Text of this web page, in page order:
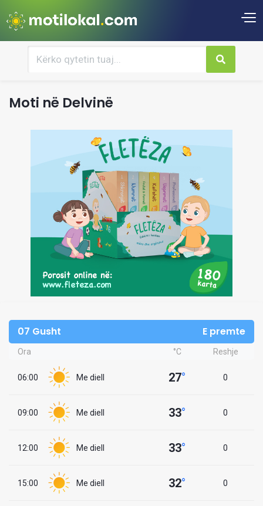
Moti në Delvinë
07 Gusht E premte
Ora °C Reshje
06:00 Me diell 27° 0
09:00 Me diell 33° 0
12:00 Me diell 33° 0
15:00 Me diell 32° 0